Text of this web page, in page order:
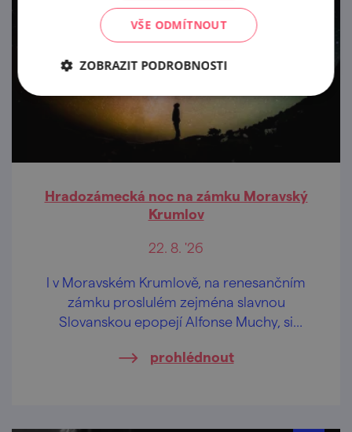
Hradozámecká noc na zámku Moravský
Krumlov
22. 8. '26
I v Moravském Krumlově, na renesančním
zámku proslulém zejména slavnou
Slovanskou epopejí Alfonse Muchy, si
památkových objektů po celé republice až
prohlédnout
VŠE ODMÍTNOUT
ZOBRAZIT PODROBNOSTI